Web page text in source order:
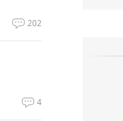
202
4